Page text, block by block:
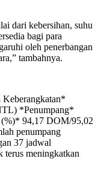
dari kebersihan, suhu
bagi para
oleh penerbangan
tambahnya.
*Penumpang*
94,17 DOM/95,02
penumpang
37 jadwal
terus meningkatkan